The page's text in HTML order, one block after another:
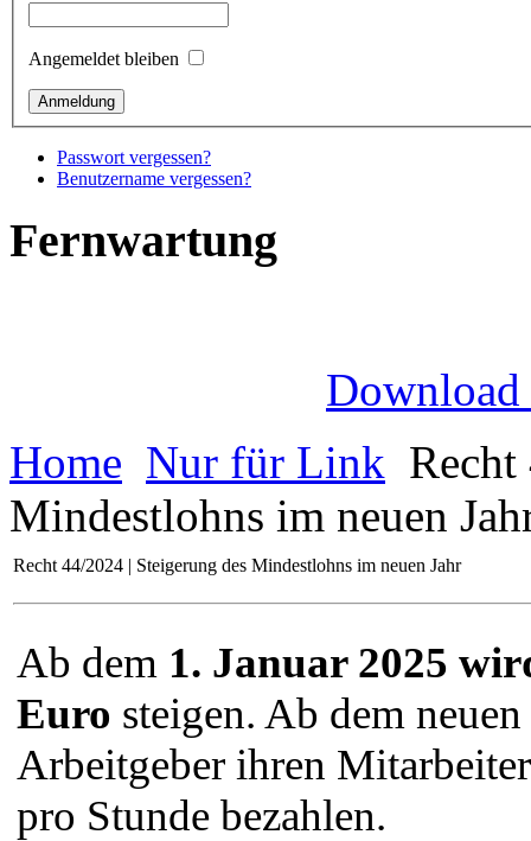
Angemeldet bleiben
Passwort vergessen?
Benutzername vergessen?
Fernwartung
Download
Home Nur für Link Recht
Mindestlohns im neuen
Recht 44/2024 | Steigerung des Mindestlohns im neuen Jahr
Ab dem 1. Januar 2025
Euro steigen. Ab dem
Arbeitgeber ihren
pro Stunde bezahlen.